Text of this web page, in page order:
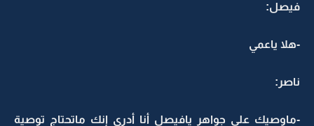
فيصل:
-هلا ياعمي
ناصر:
-ماوصيك على جواهر يافيصل أنا أدري إنك ماتحتاج توصية